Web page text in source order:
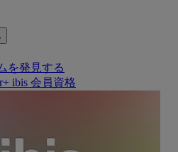
を発見する
ibis 会員資格